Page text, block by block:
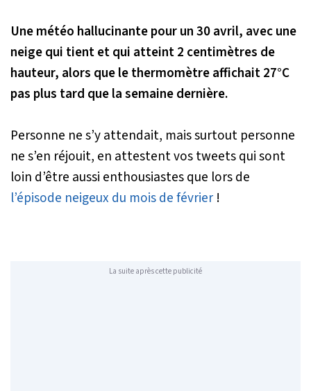
Une météo hallucinante pour un 30 avril, avec une
neige qui tient et qui atteint 2 centimètres de
hauteur, alors que le thermomètre affichait 27°C
pas plus tard que la semaine dernière.
Personne ne s’y attendait, mais surtout personne
ne s’en réjouit, en attestent vos tweets qui sont
loin d’être aussi enthousiastes que lors de
l’épisode neigeux du mois de février !
La suite après cette publicité